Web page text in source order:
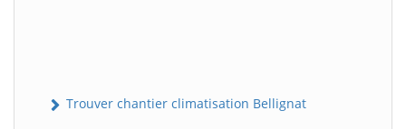
Trouver chantier climatisation Bellignat